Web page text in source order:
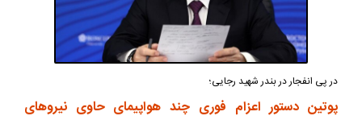
در پی انفجار در بندر شهید رجایی؛
پوتین دستور اعزام فوری چند هواپیمای حاوی نیروهای